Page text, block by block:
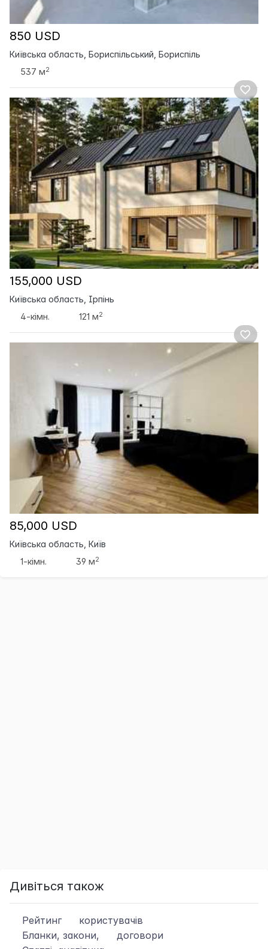
850 USD
Київська область, Бориспільський, Бориспіль
537 м2
155,000 USD
Київська область, Ірпінь
4-кімн.
121 м2
85,000 USD
Київська область, Київ
1-кімн.
39 м2
Дивіться також
Рейтинг
користувачів
Бланки, закони,
договори